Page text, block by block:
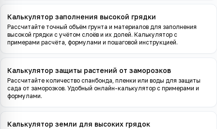
Калькулятор заполнения высокой грядки
Рассчитайте точный объём грунта и материалов для заполнения
высокой грядки с учётом слоёв и их долей. Калькулятор с
примерами расчёта, формулами и пошаговой инструкцией.
Калькулятор защиты растений от заморозков
Рассчитайте количество спанбонда, пленки или воды для защиты
сада от заморозков. Удобный онлайн-калькулятор с примерами и
формулами.
Калькулятор земли для высоких грядок